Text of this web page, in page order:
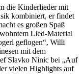
die Kinderlieder mit
kombiniert, er findet
es großen Spaß
Lied-Material
geflogen“, Willi
mit dem
Slavko Ninic bei „Auf
vielen Highlights auf